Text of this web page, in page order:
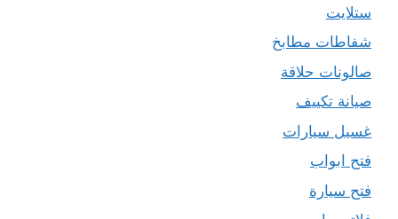
ستلايت
شفاطات مطابخ
صالونات حلاقة
صيانة تكييف
غسيل سيارات
فتح ابواب
فتح سيارة